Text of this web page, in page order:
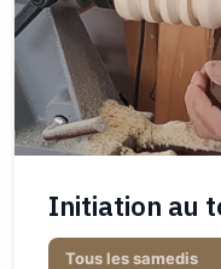
Initiation au
Tous les samedis